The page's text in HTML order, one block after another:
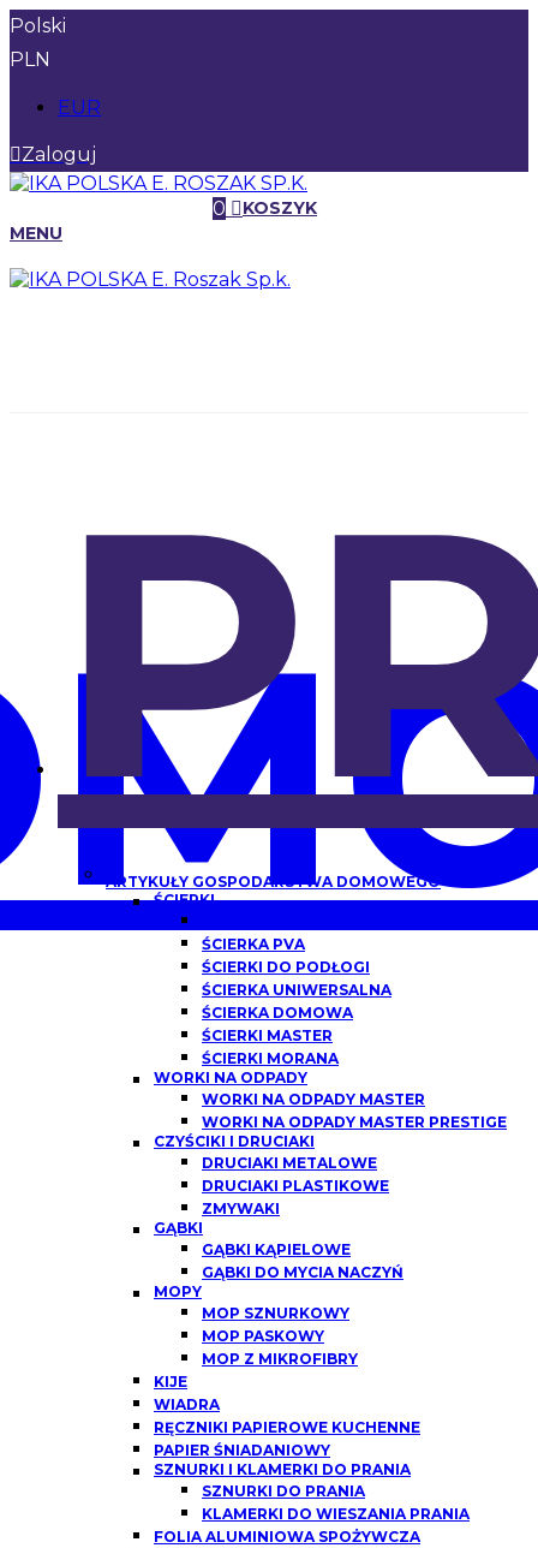
Polski
PLN
EUR
Zaloguj
0
KOSZYK
MENU
ARTYKUŁY GOSPODARSTWA DOMOWEGO
ŚCIERKI
ŚCIERKA PVA
ŚCIERKI DO PODŁOGI
ŚCIERKA UNIWERSALNA
ŚCIERKA DOMOWA
ŚCIERKI MASTER
ŚCIERKI MORANA
WORKI NA ODPADY
WORKI NA ODPADY MASTER
WORKI NA ODPADY MASTER PRESTIGE
CZYŚCIKI I DRUCIAKI
DRUCIAKI METALOWE
DRUCIAKI PLASTIKOWE
ZMYWAKI
GĄBKI
GĄBKI KĄPIELOWE
GĄBKI DO MYCIA NACZYŃ
MOPY
MOP SZNURKOWY
MOP PASKOWY
MOP Z MIKROFIBRY
KIJE
WIADRA
RĘCZNIKI PAPIEROWE KUCHENNE
PAPIER ŚNIADANIOWY
SZNURKI I KLAMERKI DO PRANIA
SZNURKI DO PRANIA
KLAMERKI DO WIESZANIA PRANIA
FOLIA ALUMINIOWA SPOŻYWCZA